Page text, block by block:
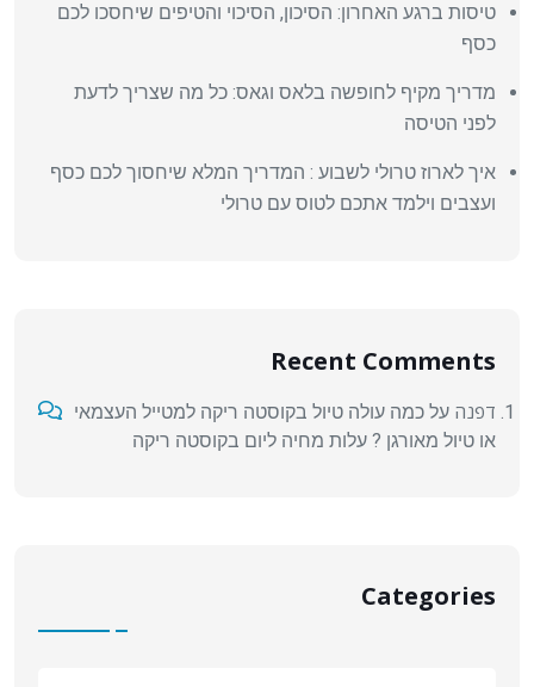
טיסות ברגע האחרון: הסיכון, הסיכוי והטיפים שיחסכו לכם
כסף
מדריך מקיף לחופשה בלאס וגאס: כל מה שצריך לדעת
לפני הטיסה
איך לארוז טרולי לשבוע : המדריך המלא שיחסוך לכם כסף
ועצבים וילמד אתכם לטוס עם טרולי
Recent Comments
דפנה על כמה עולה טיול בקוסטה ריקה למטייל העצמאי
או טיול מאורגן ? עלות מחיה ליום בקוסטה ריקה
Categories